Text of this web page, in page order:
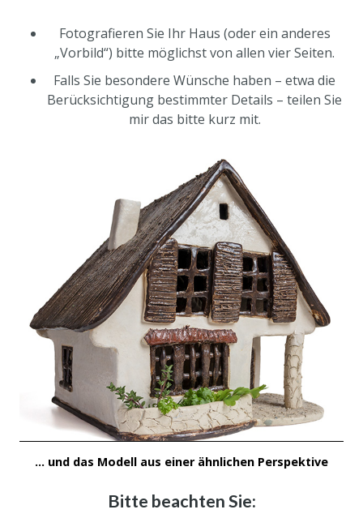
Fotografieren Sie Ihr Haus (oder ein anderes
„Vorbild“) bitte möglichst von allen vier Seiten.
Falls Sie besondere Wünsche haben – etwa die
Berücksichtigung bestimmter Details – teilen Sie
mir das bitte kurz mit.
... und das Modell aus einer ähnlichen Perspektive
Bitte beachten Sie: